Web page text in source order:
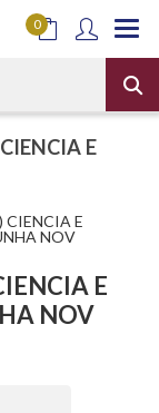
0
E
E
NOV